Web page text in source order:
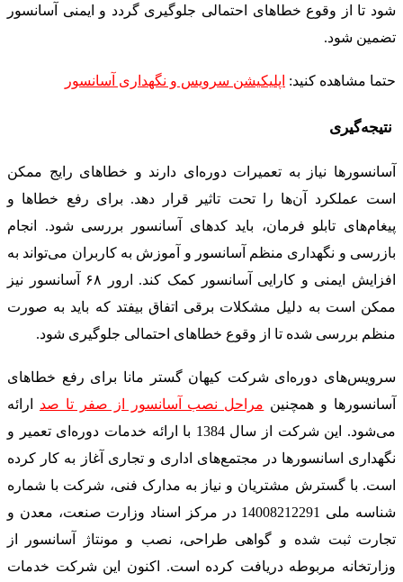
شود تا از وقوع خطاهای احتمالی جلوگیری گردد و ایمنی آسانسور
تضمین شود.
حتما مشاهده کنید: اپلیکیشن سرویس و نگهداری آسانسور
نتیجه‌گیری
آسانسورها نیاز به تعمیرات دوره‌ای دارند و خطاهای رایج ممکن
است عملکرد آن‌ها را تحت تاثیر قرار دهد. برای رفع خطاها و
پیغام‌های تابلو فرمان، باید کدهای آسانسور بررسی شود. انجام
بازرسی و نگهداری منظم آسانسور و آموزش به کاربران می‌تواند به
افزایش ایمنی و کارایی آسانسور کمک کند. ارور ۶۸ آسانسور نیز
ممکن است به دلیل مشکلات برقی اتفاق بیفتد که باید به صورت
منظم بررسی شده تا از وقوع خطاهای احتمالی جلوگیری شود.
سرویس‌های دوره‌ای شرکت کیهان گستر مانا برای رفع خطاهای
آسانسورها و همچنین مراحل نصب آسانسور از صفر تا صد ارائه
می‌شود. این شرکت از سال 1384 با ارائه خدمات دوره‌ای تعمیر و
نگهداری اسانسورها در مجتمع‌های اداری و تجاری آغاز به کار کرده
است. با گسترش مشتریان و نیاز به مدارک فنی، شرکت با شماره
شناسه ملی 14008212291 در مرکز اسناد وزارت صنعت، معدن و
تجارت ثبت شده و گواهی طراحی، نصب و مونتاژ آسانسور از
وزارتخانه مربوطه دریافت کرده است. اکنون این شرکت خدمات